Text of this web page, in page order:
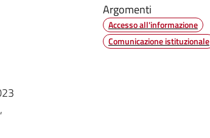
Argomenti
Accesso all'informazione
Comunicazione istituzionale